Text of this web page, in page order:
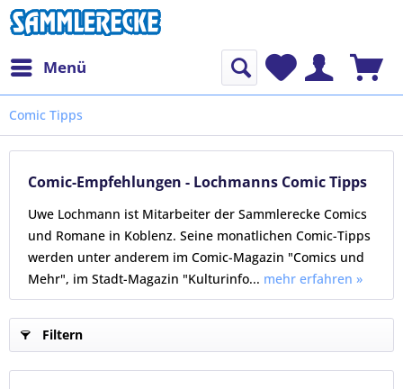
Menü
Comic Tipps
Comic-Empfehlungen - Lochmanns Comic Tipps
Uwe Lochmann ist Mitarbeiter der Sammlerecke Comics
und Romane in Koblenz. Seine monatlichen Comic-Tipps
werden unter anderem im Comic-Magazin "Comics und
Mehr", im Stadt-Magazin "Kulturinfo... mehr erfahren »
Filtern